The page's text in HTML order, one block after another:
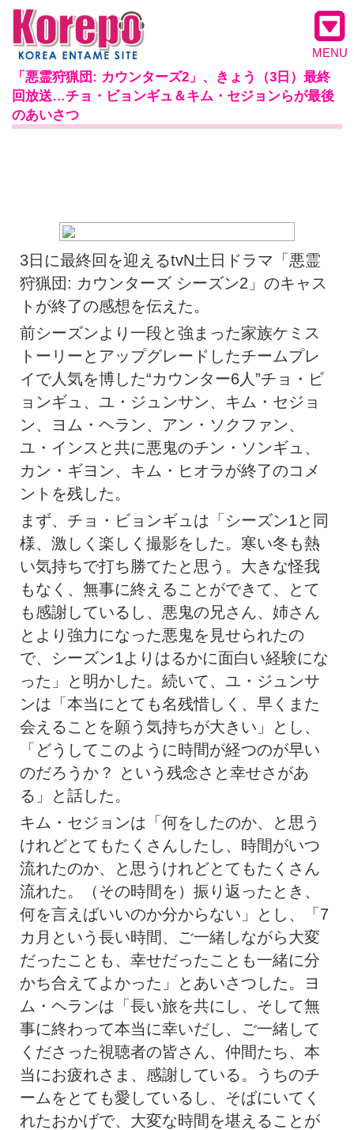
MENU
「悪霊狩猟団: カウンターズ2」、きょう（3日）最終
回放送…チョ・ビョンギュ＆キム・セジョンらが最後
のあいさつ
3日に最終回を迎えるtvN土日ドラマ「悪霊
狩猟団: カウンターズ シーズン2」のキャス
トが終了の感想を伝えた。
前シーズンより一段と強まった家族ケミス
トーリーとアップグレードしたチームプレ
イで人気を博した“カウンター6人”チョ・ビ
ョンギュ、ユ・ジュンサン、キム・セジョ
ン、ヨム・ヘラン、アン・ソクファン、
ユ・インスと共に悪鬼のチン・ソンギュ、
カン・ギヨン、キム・ヒオラが終了のコメ
ントを残した。
まず、チョ・ビョンギュは「シーズン1と同
様、激しく楽しく撮影をした。寒い冬も熱
い気持ちで打ち勝てたと思う。大きな怪我
もなく、無事に終えることができて、とて
も感謝しているし、悪鬼の兄さん、姉さん
とより強力になった悪鬼を見せられたの
で、シーズン1よりはるかに面白い経験にな
った」と明かした。続いて、ユ・ジュンサ
ンは「本当にとても名残惜しく、早くまた
会えることを願う気持ちが大きい」とし、
「どうしてこのように時間が経つのが早い
のだろうか？ という残念さと幸せさがあ
る」と話した。
キム・セジョンは「何をしたのか、と思う
けれどとてもたくさんしたし、時間がいつ
流れたのか、と思うけれどとてもたくさん
流れた。（その時間を）振り返ったとき、
何を言えばいいのか分からない」とし、「7
カ月という長い時間、ご一緒しながら大変
だったことも、幸せだったことも一緒に分
かち合えてよかった」とあいさつした。ヨ
ム・ヘランは「長い旅を共にし、そして無
事に終わって本当に幸いだし、ご一緒して
くださった視聴者の皆さん、仲間たち、本
当にお疲れさま、感謝している。うちのチ
ームをとても愛しているし、そばにいてく
れたおかげで、大変な時間を堪えることが